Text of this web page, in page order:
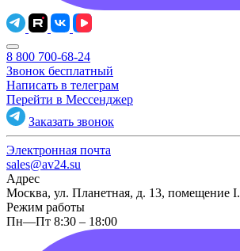
8 800 700-68-24
Звонок бесплатный
Написать в телеграм
Перейти в Мессенджер
Заказать звонок
Электронная почта
sales@av24.su
Адрес
Москва, ул. Планетная, д. 13, помещение I.
Режим работы
Пн—Пт 8:30 – 18:00